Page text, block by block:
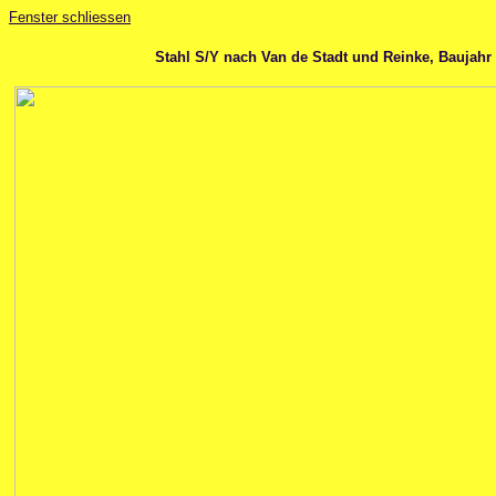
Fenster schliessen
Stahl S/Y nach Van de Stadt und Reinke, Baujahr